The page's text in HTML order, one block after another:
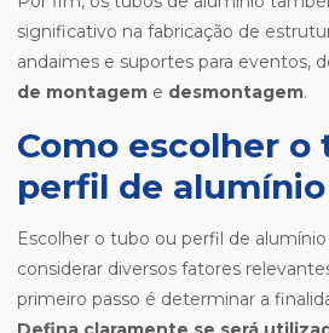
significativo na fabricação de
andaimes e suportes para eventos,
de montagem e desmontagem.
Como escolher o
perfil de
Escolher o tubo ou perfil de
considerar diversos fatores
primeiro passo é determinar a